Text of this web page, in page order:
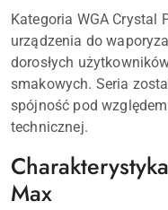
Kategoria WGA Crystal
urządzenia do
dorosłych
smakowych. Seria
spójność pod
technicznej.
Max